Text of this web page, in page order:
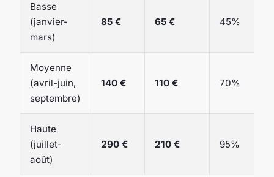
Basse
(janvier-
mars)
85 € 65 € 45%
Moyenne
(avril-juin,
septembre)
140 € 110 € 70%
Haute
(juillet-
août)
290 € 210 € 95%